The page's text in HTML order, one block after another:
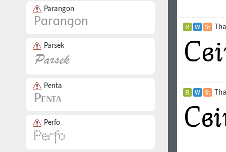
Parangon
Parsek
Penta
Perfo